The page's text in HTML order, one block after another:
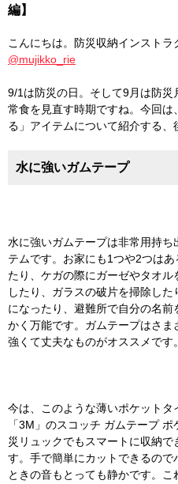
編】
こんにちは。防災収納インストラ
@mujikko_rie
9/1は防災の日。そして9月は防
常食を見直す時期ですね。今回は
る」アイテムについて紹介する、
水に強いガムテープ
水に強いガムテープは非常用持
テムです。お家にも1つや2つは
たり、ケガの際にガーゼやタオ
したり、ガラスの破片を掃除し
になったり、避難所で自分の名
かく万能です。ガムテープはさ
強くて丈夫なものがオススメです。
今は、このような薄いポケットタ
「3M」のスコッチ ガムテープ
災リュックでもスマートに収納
す。手で簡単にカットできるの
ときの音もとっても静かです。